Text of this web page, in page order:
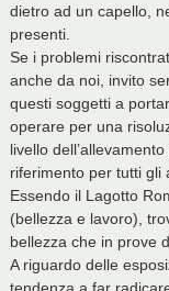
dietro ad un capello,
presenti.
Se i problemi
anche da noi, invito
questi soggetti a
operare per una
livello
riferimento per tutti gli
Essendo il Lagotto
(bellezza e lavoro),
bellezza che in prove
A riguardo delle